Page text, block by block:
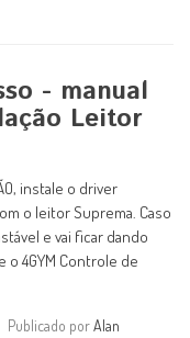
- manual
Leitor
instale o driver
o leitor Suprema. Caso
e vai ficar dando
o 4GYM Controle de
Publicado porAlan